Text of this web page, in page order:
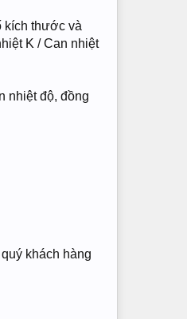
kích thước và
K / Can nhiệt
nhiệt độ, đồng
khách hàng